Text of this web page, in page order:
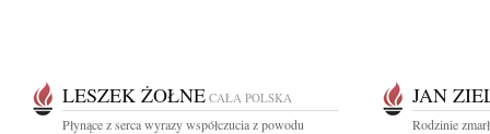
LESZEK ŻOŁNE CAŁA POLSKA
Płynące z serca wyrazy współczucia z powodu
JAN
Rodzinie